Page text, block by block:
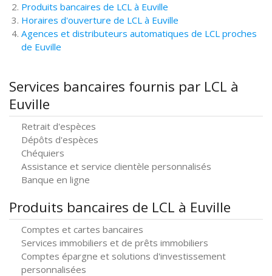
Produits bancaires de LCL à Euville
Horaires d'ouverture de LCL à Euville
Agences et distributeurs automatiques de LCL proches
de Euville
Services bancaires fournis par LCL à
Euville
Retrait d'espèces
Dépôts d'espèces
Chéquiers
Assistance et service clientèle personnalisés
Banque en ligne
Produits bancaires de LCL à Euville
Comptes et cartes bancaires
Services immobiliers et de prêts immobiliers
Comptes épargne et solutions d'investissement
personnalisées